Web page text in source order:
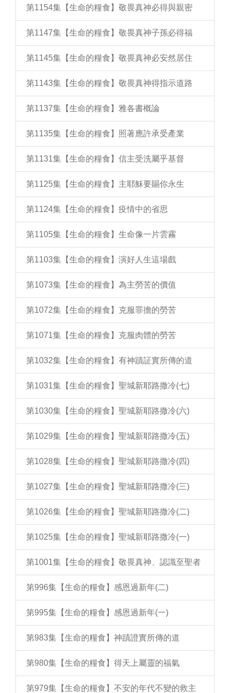
第1154集【生命的糧食】敬畏真神必得與親密
第1147集【生命的糧食】敬畏真神子孫必得福
第1145集【生命的糧食】敬畏真神必安然居住
第1143集【生命的糧食】敬畏真神得指示道路
第1137集【生命的糧食】雅各書概論
第1135集【生命的糧食】照著應許承受產業
第1131集【生命的糧食】信主受洗屬乎基督
第1125集【生命的糧食】主耶穌要賜你永生
第1124集【生命的糧食】疫情中的省思
第1105集【生命的糧食】生命像一片雲霧
第1103集【生命的糧食】演好人生這場戲
第1073集【生命的糧食】為主勞苦的價值
第1072集【生命的糧食】克服罪擔的勞苦
第1071集【生命的糧食】克服肉體的勞苦
第1032集【生命的糧食】有神蹟証實所傳的道
第1031集【生命的糧食】聖城新耶路撒冷(七)
第1030集【生命的糧食】聖城新耶路撒冷(六)
第1029集【生命的糧食】聖城新耶路撒冷(五)
第1028集【生命的糧食】聖城新耶路撒冷(四)
第1027集【生命的糧食】聖城新耶路撒冷(三)
第1026集【生命的糧食】聖城新耶路撒冷(二)
第1025集【生命的糧食】聖城新耶路撒冷(一)
第1001集【生命的糧食】敬畏真神、認識至聖者
第996集【生命的糧食】感恩過新年(二)
第995集【生命的糧食】感恩過新年(一)
第983集【生命的糧食】神蹟證實所傳的道
第980集【生命的糧食】得天上屬靈的福氣
第979集【生命的糧食】不安的年代不變的救主